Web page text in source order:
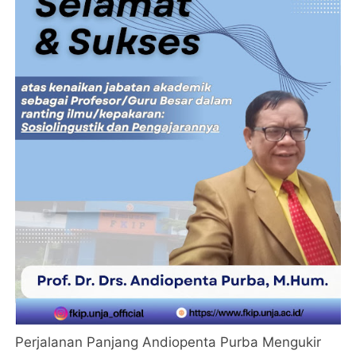
Perjalanan Panjang Andiopenta Purba Mengukir